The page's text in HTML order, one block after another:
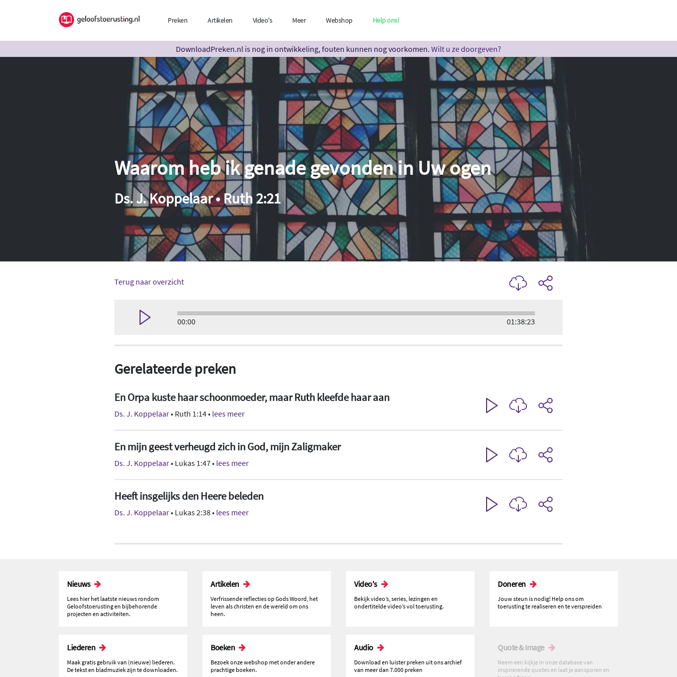
Preken Artikelen Video's Meer Webshop Help ons!
DownloadPreken.nl is nog in ontwikkeling, fouten kunnen nog voorkomen. Wilt u ze doorgeven?
Waarom heb ik genade gevonden in Uw ogen
Ds. J. Koppelaar • Ruth 2:21
Terug naar overzicht
00:00 01:38:23
Gerelateerde preken
En Orpa kuste haar schoonmoeder, maar Ruth kleefde haar aan
Ds. J. Koppelaar• Ruth 1:14 • lees meer
En mijn geest verheugd zich in God, mijn Zaligmaker
Ds. J. Koppelaar• Lukas 1:47 • lees meer
Heeft insgelijks den Heere beleden
Ds. J. Koppelaar• Lukas 2:38 • lees meer
Nieuws
Lees hier het laatste nieuws rondom
Geloofstoerusting en bijbehorende
projecten en activiteiten.
Artikelen
Verfrissende reflecties op Gods Woord, het
leven als christen en de wereld om ons
heen.
Video's
Bekijk video’s, series, lezingen en
ondertitelde video’s vol toerusting.
Doneren
Jouw steun is nodig! Help ons om
toerusting te realiseren en te verspreiden
Liederen
Maak gratis gebruik van (nieuwe) liederen.
De tekst en bladmuziek zijn te downloaden.
Boeken
Bezoek onze webshop met onder andere
prachtige boeken.
Audio
Download en luister preken uit ons archief
van meer dan 7.000 preken
Quote & Image
Neem een kijkje in onze database van
inspirerende quotes en laat je aansporen en